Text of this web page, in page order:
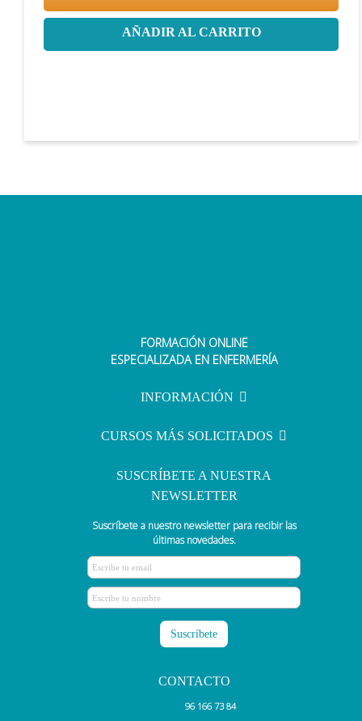
AÑADIR AL CARRITO
FORMACIÓN ONLINE
ESPECIALIZADA EN ENFERMERÍA
INFORMACIÓN
CURSOS MÁS SOLICITADOS
SUSCRÍBETE A NUESTRA
NEWSLETTER
Suscríbete a nuestro newsletter para recibir las
últimas novedades.
CONTACTO
96 166 73 84